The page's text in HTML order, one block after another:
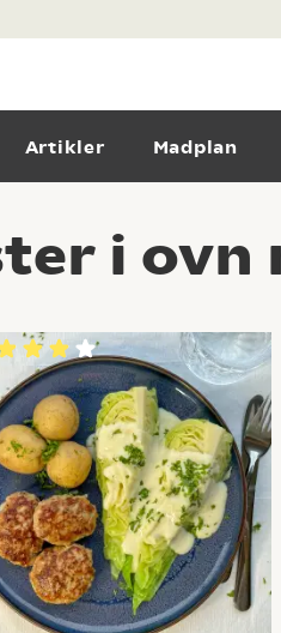
Artikler Madplan
i